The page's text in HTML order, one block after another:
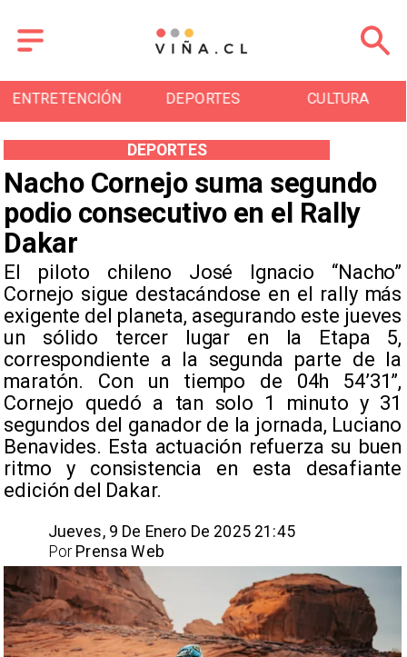
ENTRETENCIÓN DEPORTES CULTURA
Nacho Cornejo suma segundo
podio consecutivo en el Rally
Dakar
El piloto chileno José Ignacio “Nacho”
Cornejo sigue destacándose en el rally más
exigente del planeta, asegurando este jueves
un sólido tercer lugar en la Etapa 5,
correspondiente a la segunda parte de la
maratón. Con un tiempo de 04h 54’31”,
Cornejo quedó a tan solo 1 minuto y 31
segundos del ganador de la jornada, Luciano
Benavides. Esta actuación refuerza su buen
ritmo y consistencia en esta desafiante
edición del Dakar. ​
DEPORTES
Jueves, 9 De Enero De 2025 21:45
Prensa Web
Por